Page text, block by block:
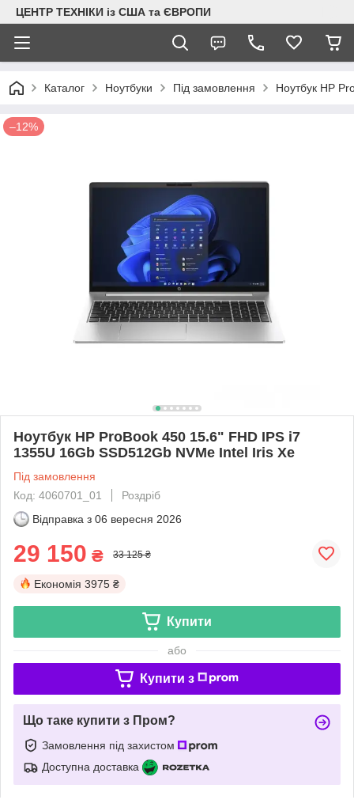
ЦЕНТР ТЕХНІКИ із США та ЄВРОПИ
Каталог Ноутбуки Під замовлення Ноутбук HP
–12%
Ноутбук HP ProBook 450 15.6" FHD IPS i7
1355U 16Gb SSD512Gb NVMe Intel Iris Xe
Під замовлення
Код: 4060701_01
Роздріб
Відправка з 06 вересня 2026
29 150 ₴ 33 125 ₴
Економія 3975 ₴
Купити
або
Купити з
Що таке купити з Пром?
Замовлення під захистом
Доступна доставка